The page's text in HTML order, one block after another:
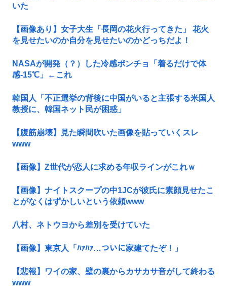
いた
【画像あり】女子大生「長岡の花火行ってきた」 花火
を見せたいのか自分を見せたいのかどっちだよ！
NASAが開発（？）した冷感ポンチョ「着るだけで体
感-15℃」←これ
韓国人「不正選挙の背後に中国がいると主張する米国人
教授に、韓国ネット民が困惑」
【腹筋崩壊】見た瞬間吹いた画像を貼っていくスレ
www
【画像】Z世代が恋人に求める年収ラインがこれｗ
【画像】ナイトスクープの中1JCが彼氏に素顔見せたこ
とがなくはずかしいという依頼www
八村、ネトウヨから差別を受けていた
【画像】東京人「ﾊｧﾊｧ…ついに家建てたぞ！」
【悲報】ワイの家、壁の裏からカサカサ音がして終わる
www